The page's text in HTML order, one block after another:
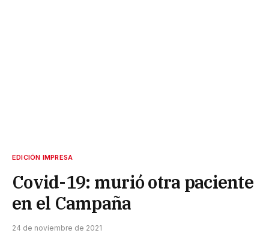
EDICIÓN IMPRESA
Covid-19: murió otra paciente
en el Campaña
24 de noviembre de 2021